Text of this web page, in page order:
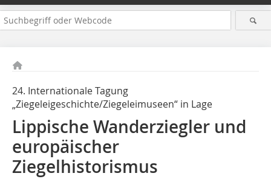
24. Internationale Tagung
„Ziegeleigeschichte/Ziegeleimuseen“ in Lage
Lippische Wanderziegler und
europäischer
Ziegelhistorismus